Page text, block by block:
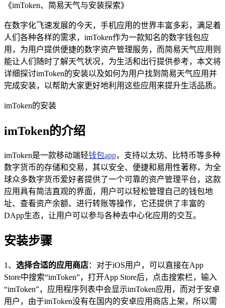
《imToken、简易天气与安装探索》
在数字化飞速发展的今天，手机应用的世界丰富多彩，满足着
人们各种各样的需求，imToken作为一款知名的数字钱包应
用，为用户提供便捷的数字资产管理服务，而简易天气应用则
能让人们随时了解天气状况，为生活和出行提供参考，本文将
详细探讨imToken的安装以及如何为用户找到简易天气应用并
完成安装，以帮助大家更好地利用这些应用来提升生活品质。
imToken的安装
imToken的介绍
imToken是一款移动端轻钱包app，支持以太坊、比特币等多种
数字货币的存储和交易，其以安全、便捷和易用性著称，为全
球众多数字货币爱好者提供了一个可靠的资产管理平台，这款
应用具有简洁直观的界面，用户可以轻松管理自己的钱包地
址、查看资产余额、进行转账等操作，它还提供了丰富的
DApp生态，让用户可以参与各种去中心化应用的交互。
安装步骤
1、 选择合适的应用商店：对于iOS用户，可以直接在App
Store中搜索“imToken”，打开App Store后，点击搜索栏，输入
“imToken”，应用程序列表中会显示imToken应用，而对于安卓
用户，由于imToken没有在国内的安卓应用商店上架，所以需